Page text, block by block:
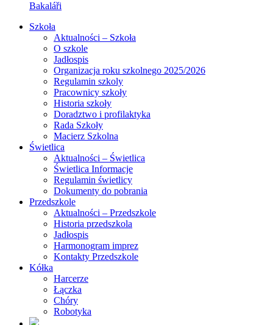
Bakaláři
Szkoła
Aktualności – Szkoła
O szkole
Jadłospis
Organizacja roku szkolnego 2025/2026
Regulamin szkoly
Pracownicy szkoły
Historia szkoły
Doradztwo i profilaktyka
Rada Szkoły
Macierz Szkolna
Świetlica
Aktualności – Świetlica
Świetlica Informacje
Regulamin świetlicy
Dokumenty do pobrania
Przedszkole
Aktualności – Przedszkole
Historia przedszkola
Jadłospis
Harmonogram imprez
Kontakty Przedszkole
Kółka
Harcerze
Łączka
Chóry
Robotyka